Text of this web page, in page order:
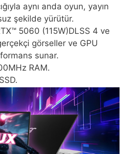
aynı anda oyun, yayın
şekilde yürütür.
5060 (115W)DLSS 4 ve
görseller ve GPU
sunar.
RAM.